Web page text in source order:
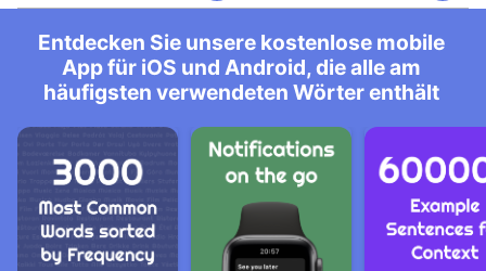
Entdecken Sie unsere kostenlose mobile
App für iOS und Android, die alle am
häufigsten verwendeten Wörter enthält